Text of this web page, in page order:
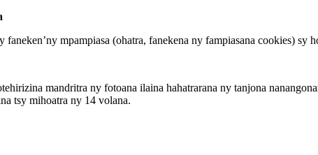
mpampiasa (ohatra, fanekena ny fampiasana cookies) sy
mandritra ny fotoana ilaina hahatrarana ny tanjona
tsy mihoatra ny 14 volana.